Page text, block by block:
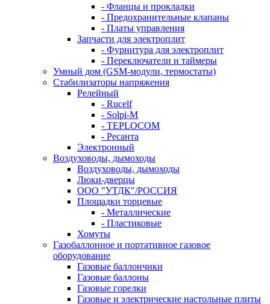
- Фланцы и прокладки
- Предохранительные клапаны
- Платы управления
Запчасти для электроплит
- Фурнитура для электроплит
- Переключатели и таймеры
Умный дом (GSM-модули, термостаты)
Cтабилизаторы напряжения
Релейный
- Rucelf
- Solpi-M
- TEPLOCOM
- Ресанта
Электронный
Воздуховоды, дымоходы
Воздуховоды, дымоходы
Люки-дверцы
ООО "УТДК"/РОССИЯ
Площадки торцевые
- Металлические
- Пластиковые
Хомуты
Газобаллонное и портативное газовое
оборудование
Газовые баллончики
Газовые баллоны
Газовые горелки
Газовые и электрические настольные плиты